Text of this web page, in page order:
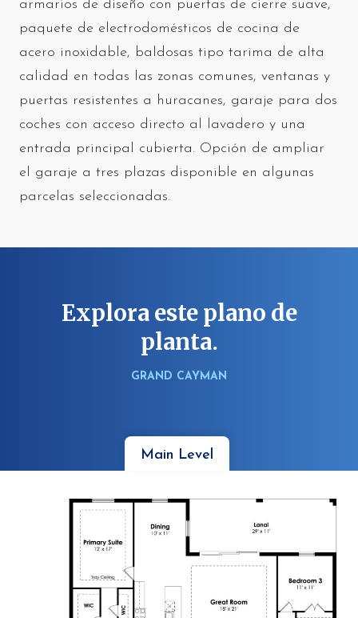
armarios de diseño con puertas de cierre suave,
paquete de electrodomésticos de cocina de
acero inoxidable, baldosas tipo tarima de alta
calidad en todas las zonas comunes, ventanas y
puertas resistentes a huracanes, garaje para dos
coches con acceso directo al lavadero y una
entrada principal cubierta. Opción de ampliar
el garaje a tres plazas disponible en algunas
parcelas seleccionadas.
Explora este plano de
planta.
GRAND CAYMAN
Main Level